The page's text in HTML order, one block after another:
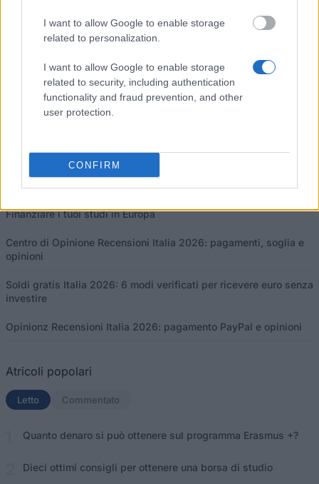
I want to allow Google to enable storage
related to personalization.
I want to allow Google to enable storage
related to security, including authentication
functionality and fraud prevention, and other
user protection.
CONFIRM
I nostriPartner
Questo progetto è stato finanziato con il sostegno della Commissione
europea
Ultimi articoli
Borse di studio in Europa 2026: guida e programmi per paese
Finanziare i tuoi studi in Europa
Centro di Opinione Recensioni Italia 2026: pagamenti, soglia e
opinioni
Soldi gratis Italia 2026: 6 modi verificati per ricevere euro senza
investire
Opinionz Recensioni Italia 2026: pagamento PayPal e opinioni
Atricoli popolari
Letto (scheda attiva)
Commentato
Quanto denaro si può ottenere sul programma Erasmus +?
Dieci ottimi consigli per ottenere una borsa di studio